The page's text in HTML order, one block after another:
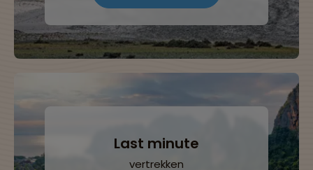
Last minute
vertrekken